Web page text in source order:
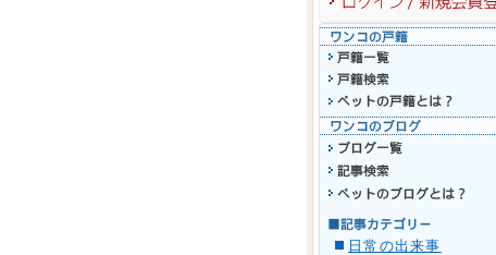
日常の出来事